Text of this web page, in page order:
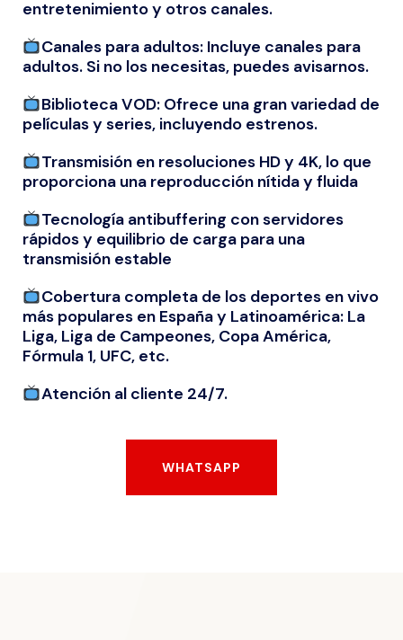
entretenimiento y otros canales.
Canales para adultos: Incluye canales para
adultos. Si no los necesitas, puedes avisarnos.
Biblioteca VOD: Ofrece una gran variedad de
películas y series, incluyendo estrenos.
Transmisión en resoluciones HD y 4K, lo que
proporciona una reproducción nítida y fluida
Tecnología antibuffering con servidores
rápidos y equilibrio de carga para una
transmisión estable
Cobertura completa de los deportes en vivo
más populares en España y Latinoamérica: La
Liga, Liga de Campeones, Copa América,
Fórmula 1, UFC, etc.
Atención al cliente 24/7.
WHATSAPP